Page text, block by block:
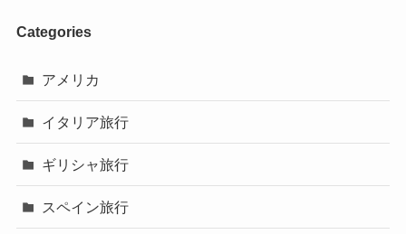
Categories
アメリカ
イタリア旅行
ギリシャ旅行
スペイン旅行